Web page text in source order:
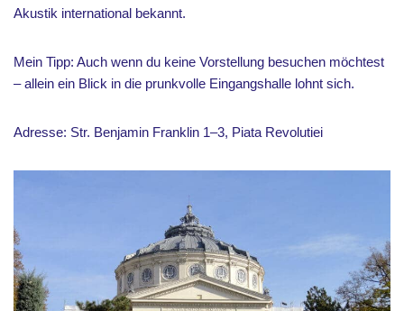
Akustik international bekannt.
Mein Tipp: Auch wenn du keine Vorstellung besuchen möchtest
– allein ein Blick in die prunkvolle Eingangshalle lohnt sich.
Adresse: Str. Benjamin Franklin 1–3, Piata Revolutiei